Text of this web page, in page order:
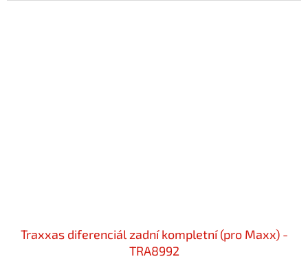
Traxxas diferenciál zadní kompletní (pro Maxx) -
TRA8992